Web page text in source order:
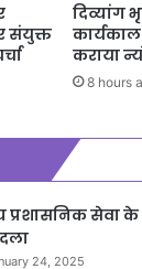
संयुक्त
दिव्यांग
कराया
8 hours
प्रशासनिक सेवा के
24, 2025